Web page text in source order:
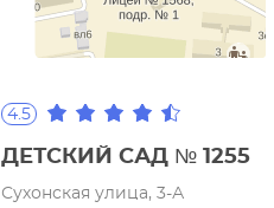
4.5
ДЕТСКИЙ САД № 1255
Сухонская улица, 3-А